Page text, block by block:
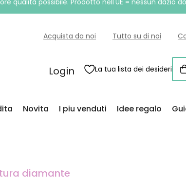
qualità possibile. Prodotto nell'UE = nessun dazio
Acquista da noi Tutto su di noi
Login La tua lista dei desideri
Novita I piu venduti Idee regalo
diamante